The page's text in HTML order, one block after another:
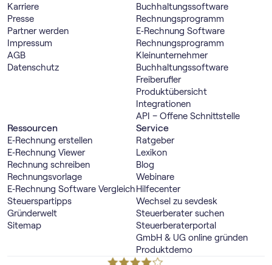
Karriere
Presse
Partner werden
Impressum
AGB
Datenschutz
Buch­haltungs­software
Rechnungs­programm
E‑Rechnung Software
Rechnungs­programm
Kleinunternehmer
Buch­haltungs­software
Freiberufler
Produktübersicht
Integrationen
API – Offene Schnittstelle
Ressourcen
E‑Rechnung erstellen
E‑Rechnung Viewer
Rechnung schreiben
Rechnungsvorlage
E‑Rechnung Software Vergleich
Steuerspartipps
Gründerwelt
Sitemap
Service
Ratgeber
Lexikon
Blog
Webinare
Hilfecenter
Wechsel zu sevdesk
Steuerberater suchen
Steuerberaterportal
GmbH & UG online gründen
Produktdemo